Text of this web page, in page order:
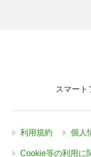
スマート
利用規約 個人
Cookie等の利用に